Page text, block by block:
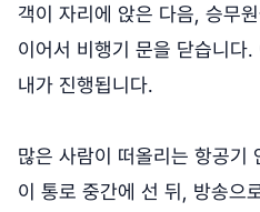
객이 자리에 앉은 다음, 승무
이어서 비행기 문을 닫습니다
내가 진행됩니다.
많은 사람이 떠올리는 항공기
이 통로 중간에 선 뒤, 방송으